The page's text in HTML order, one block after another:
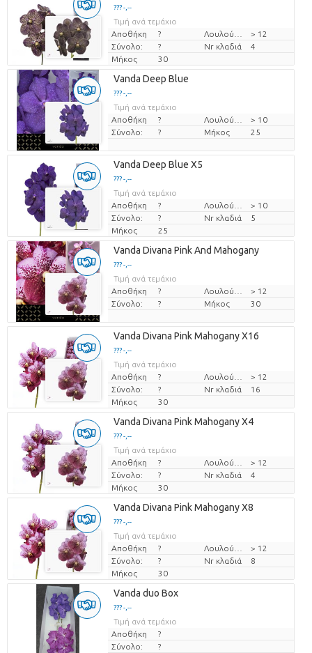
??? -,--
Τιμή ανά τεμάχιο
Αποθήκη
?
> 12
Σύνολο:
? Nr κλαδιά
4
Μήκος
30
Vanda Deep Blue
??? -,--
Τιμή ανά τεμάχιο
Αποθήκη
?
> 10
Σύνολο:
? Μήκος 25
Vanda Deep Blue X5
??? -,--
Τιμή ανά τεμάχιο
Αποθήκη
?
> 10
Σύνολο:
? Nr κλαδιά
5
Μήκος
25
Vanda Divana Pink And Mahogany
??? -,--
Τιμή ανά τεμάχιο
Αποθήκη
?
> 12
Σύνολο:
? Μήκος 30
Vanda Divana Pink Mahogany X16
??? -,--
Τιμή ανά τεμάχιο
Αποθήκη
?
> 12
Σύνολο:
? Nr κλαδιά
16
Μήκος
30
Vanda Divana Pink Mahogany X4
??? -,--
Τιμή ανά τεμάχιο
Αποθήκη
?
> 12
Σύνολο:
? Nr κλαδιά
4
Μήκος
30
Vanda Divana Pink Mahogany X8
??? -,--
Τιμή ανά τεμάχιο
Αποθήκη
?
> 12
Σύνολο:
? Nr κλαδιά
8
Μήκος
30
Vanda duo Box
??? -,--
Τιμή ανά τεμάχιο
Αποθήκη
?
Σύνολο:
?